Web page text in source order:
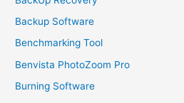
Backup Software
Benchmarking Tool
Benvista PhotoZoom Pro
Burning Software